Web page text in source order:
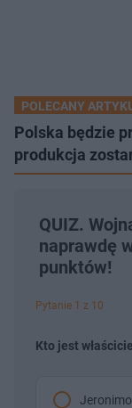
POLECANY
Polska będzie
produkcja
QUIZ.
naprawdę
punktów!
Pytanie 1 z 10
Kto jest